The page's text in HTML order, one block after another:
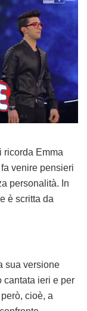
ricorda Emma
venire pensieri
personalità. In
è scritta da
sua versione
cantata ieri e per
cioè, a